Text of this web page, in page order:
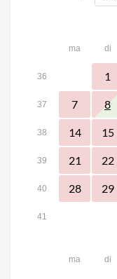
ma di
36 1
37 7 8
38 14 15
39 21 22
40 28 29
41
ma di